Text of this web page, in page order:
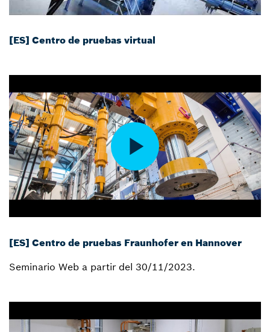
[ES] Centro de pruebas virtual
[ES] Centro de pruebas Fraunhofer en Hannover
Seminario Web a partir del 30/11/2023.